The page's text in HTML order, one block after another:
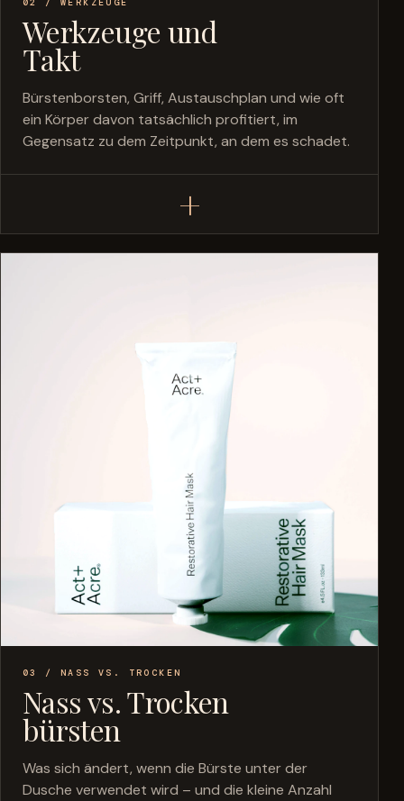
Werkzeuge und
Takt
Bürstenborsten, Griff, Austauschplan und wie oft
ein Körper davon tatsächlich profitiert, im
Gegensatz zu dem Zeitpunkt, an dem es schadet.
+
03 / NASS VS. TROCKEN
Nass vs. Trocken
bürsten
Was sich ändert, wenn die Bürste unter der
Dusche verwendet wird – und die kleine Anzahl